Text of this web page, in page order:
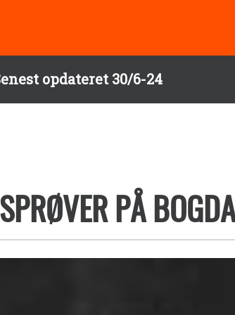
opdateret 30/6-24
PÅ